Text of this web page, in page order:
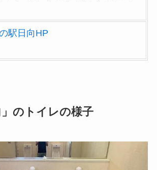
駅日向HP
」のトイレの様子